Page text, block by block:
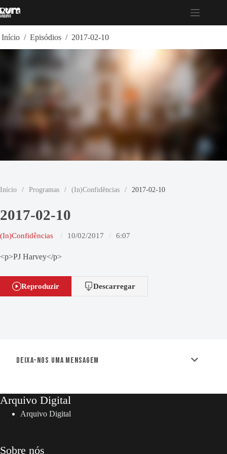
para
Início / Episódios / 2017-02-10
Início / Programas / (In)Confidências / 2017-02-10
2017-02-10
(In)Confidências 10/02/2017 6:07
<p>PJ Harvey</p>
Reproduzir Descarregar
Deixa-nos uma mensagem
Arquivo Digital
Arquivo Digital
Sobre nós